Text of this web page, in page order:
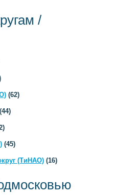
/
(62)
(44)
(45)
(ТиНАО) (16)